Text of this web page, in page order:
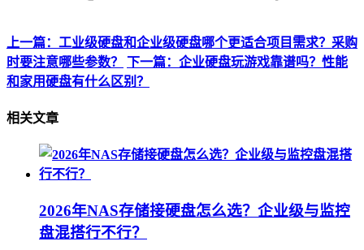
上一篇：工业级硬盘和企业级硬盘哪个更适合项目需求？采购
时要注意哪些参数？
下一篇：企业硬盘玩游戏靠谱吗？性能
和家用硬盘有什么区别？
相关文章
2026年NAS存储接硬盘怎么选？企业级与监控
盘混搭行不行？